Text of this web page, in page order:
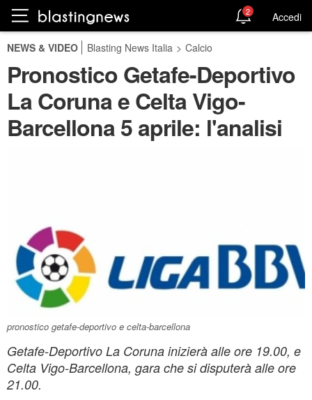
2 Accedi
NEWS & VIDEO Blasting News Italia > Calcio
Pronostico Getafe-Deportivo
La Coruna e Celta Vigo-
Barcellona 5 aprile: l'analisi
pronostico getafe-deportivo e celta-barcellona
Getafe-Deportivo La Coruna inizierà alle ore 19.00, e
Celta Vigo-Barcellona, gara che si disputerà alle ore
21.00.